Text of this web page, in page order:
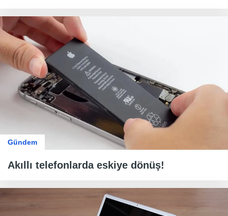
Gündem
Akıllı telefonlarda eskiye dönüş!